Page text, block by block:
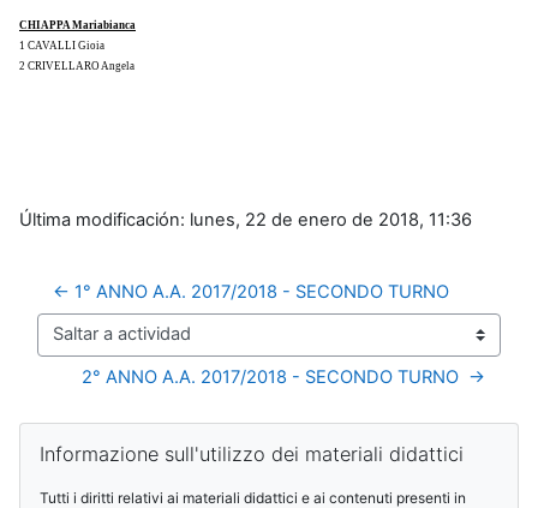
CHIAPPA Mariabianca
1 CAVALLI Gioia
2 CRIVELLARO Angela
Última modificación: lunes, 22 de enero de 2018, 11:36
← 1° ANNO A.A. 2017/2018 - SECONDO TURNO
Saltar a actividad
2° ANNO A.A. 2017/2018 - SECONDO TURNO  →
Bloques
Informazione sull'utilizzo dei materiali didattici
Tutti i diritti relativi ai materiali didattici e ai contenuti presenti in